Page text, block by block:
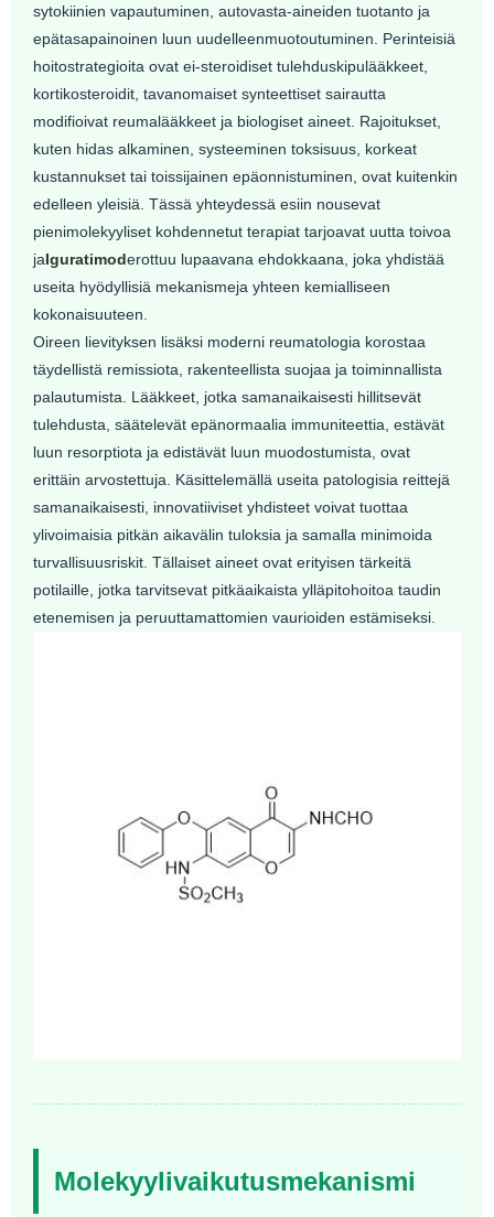
sytokiinien vapautuminen, autovasta-aineiden tuotanto ja
epätasapainoinen luun uudelleenmuotoutuminen. Perinteisiä
hoitostrategioita ovat ei-steroidiset tulehduskipulääkkeet,
kortikosteroidit, tavanomaiset synteettiset sairautta
modifioivat reumalääkkeet ja biologiset aineet. Rajoitukset,
kuten hidas alkaminen, systeeminen toksisuus, korkeat
kustannukset tai toissijainen epäonnistuminen, ovat kuitenkin
edelleen yleisiä. Tässä yhteydessä esiin nousevat
pienimolekyyliset kohdennetut terapiat tarjoavat uutta toivoa
jaIguratimoderottuu lupaavana ehdokkaana, joka yhdistää
useita hyödyllisiä mekanismeja yhteen kemialliseen
kokonaisuuteen.
Oireen lievityksen lisäksi moderni reumatologia korostaa
täydellistä remissiota, rakenteellista suojaa ja toiminnallista
palautumista. Lääkkeet, jotka samanaikaisesti hillitsevät
tulehdusta, säätelevät epänormaalia immuniteettia, estävät
luun resorptiota ja edistävät luun muodostumista, ovat
erittäin arvostettuja. Käsittelemällä useita patologisia reittejä
samanaikaisesti, innovatiiviset yhdisteet voivat tuottaa
ylivoimaisia ​​pitkän aikavälin tuloksia ja samalla minimoida
turvallisuusriskit. Tällaiset aineet ovat erityisen tärkeitä
potilaille, jotka tarvitsevat pitkäaikaista ylläpitohoitoa taudin
etenemisen ja peruuttamattomien vaurioiden estämiseksi.
Molekyylivaikutusmekanismi